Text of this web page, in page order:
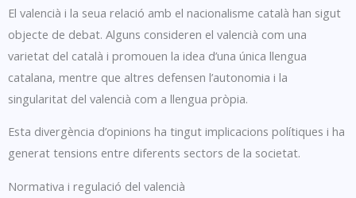
El valencià i la seua relació amb el nacionalisme català han sigut
objecte de debat. Alguns consideren el valencià com una
varietat del català i promouen la idea d’una única llengua
catalana, mentre que altres defensen l’autonomia i la
singularitat del valencià com a llengua pròpia.
Esta divergència d’opinions ha tingut implicacions polítiques i ha
generat tensions entre diferents sectors de la societat.
Normativa i regulació del valencià